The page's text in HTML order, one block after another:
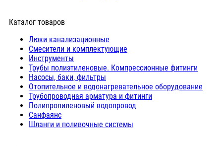
Каталог товаров
Люки канализационные
Cмесители и комплектующие
Инструменты
Трубы полиэтиленовые. Компрессионные фитинги
Насосы, баки, фильтры
Отопительное и водонагревательное оборудование
Трубопроводная арматура и фитинги
Полипропиленовый водопровод
Санфаянс
Шланги и поливочные системы